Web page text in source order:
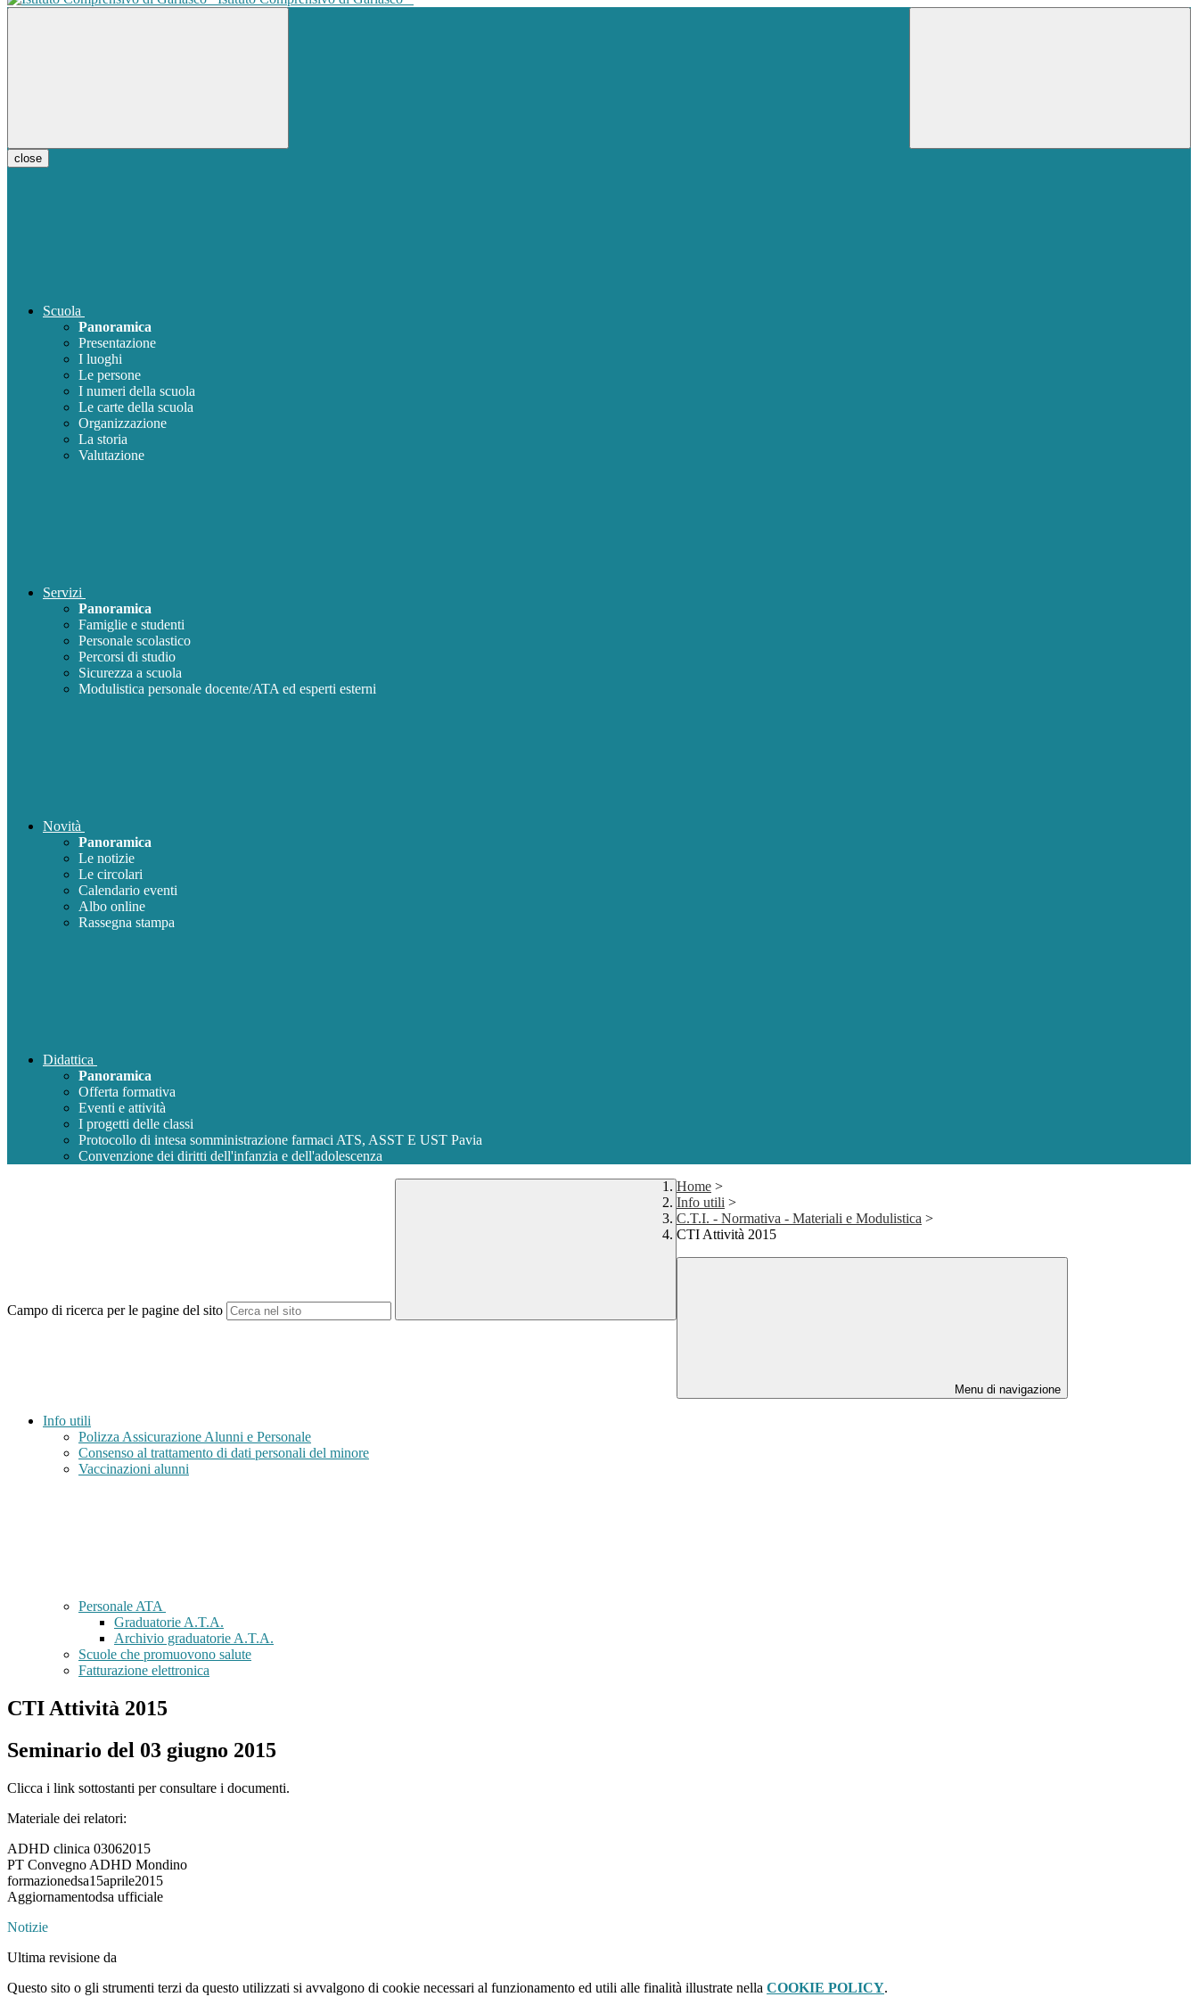
close
Scuola
Panoramica
Presentazione
I luoghi
Le persone
I numeri della scuola
Le carte della scuola
Organizzazione
La storia
Valutazione
Servizi
Panoramica
Famiglie e studenti
Personale scolastico
Percorsi di studio
Sicurezza a scuola
Modulistica personale docente/ATA ed esperti esterni
Novità
Panoramica
Le notizie
Le circolari
Calendario eventi
Albo online
Rassegna stampa
Didattica
Panoramica
Offerta formativa
Eventi e attività
I progetti delle classi
Protocollo di intesa somministrazione farmaci ATS, ASST E UST Pavia
Convenzione dei diritti dell'infanzia e dell'adolescenza
Campo di ricerca per le pagine del sito
Home >
Info utili >
C.T.I. - Normativa - Materiali e Modulistica >
CTI Attività 2015
Menu di navigazione
Info utili
Polizza Assicurazione Alunni e Personale
Consenso al trattamento di dati personali del minore
Vaccinazioni alunni
Personale ATA
Graduatorie A.T.A.
Archivio graduatorie A.T.A.
Scuole che promuovono salute
Fatturazione elettronica
CTI Attività 2015
Seminario del 03 giugno 2015
Clicca i link sottostanti per consultare i documenti.
Materiale dei relatori:
ADHD clinica 03062015
PT Convegno ADHD Mondino
formazionedsa15aprile2015
Aggiornamentodsa ufficiale
Notizie
Ultima revisione da
Questo sito o gli strumenti terzi da questo utilizzati si avvalgono di cookie necessari al funzionamento ed utili alle finalità illustrate nella COOKIE POLICY.